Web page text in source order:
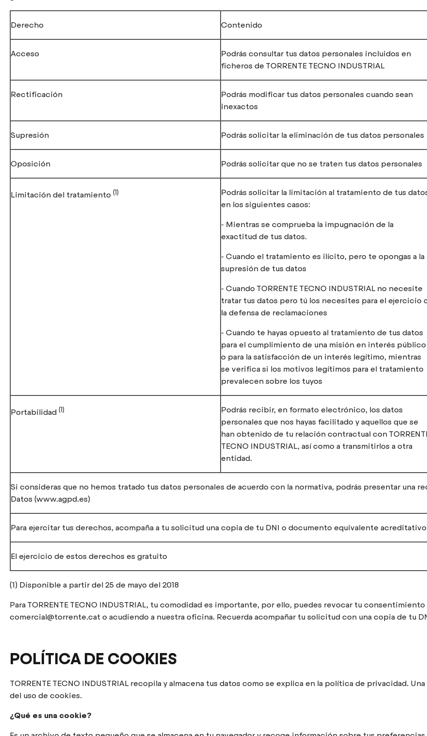
Derecho Contenido
Acceso
Podrás consultar tus datos personales incluidos en
ficheros de TORRENTE TECNO INDUSTRIAL
Rectificación
Podrás modificar tus datos personales cuando sean
inexactos
Supresión Podrás solicitar la eliminación de tus datos personales
Oposición Podrás solicitar que no se traten tus datos personales
Limitación del tratamiento (1)
Podrás solicitar la limitación al tratamiento de tus
en los siguientes casos:
- Mientras se comprueba la impugnación de la
exactitud de tus datos.
- Cuando el tratamiento es ilícito, pero te opongas a la
supresión de tus datos
- Cuando TORRENTE TECNO INDUSTRIAL no necesite
tratar tus datos pero tú los necesites para el ejercicio
la defensa de reclamaciones
- Cuando te hayas opuesto al tratamiento de tus datos
para el cumplimiento de una misión en interés público
o para la satisfacción de un interés legítimo, mientras
se verifica si los motivos legítimos para el tratamiento
prevalecen sobre los tuyos
Portabilidad (1)
Podrás recibir, en formato electrónico, los datos
personales que nos hayas facilitado y aquellos que se
han obtenido de tu relación contractual con
TECNO INDUSTRIAL, así como a transmitirlos a otra
entidad.
Si consideras que no hemos tratado tus datos personales de acuerdo con la normativa, podrás presentar una
Datos (www.agpd.es)
Para ejercitar tus derechos, acompaña a tu solicitud una copia de tu DNI o documento equivalente
El ejercicio de estos derechos es gratuito
(1) Disponible a partir del 25 de mayo del 2018
Para TORRENTE TECNO INDUSTRIAL, tu comodidad es importante, por ello, puedes revocar tu
comercial@torrente.cat o acudiendo a nuestra oficina. Recuerda acompañar tu solicitud con una copia de tu
POLÍTICA DE COOKIES
TORRENTE TECNO INDUSTRIAL recopila y almacena tus datos como se explica en la política de privacidad.
del uso de cookies.
¿Qué es una cookie?